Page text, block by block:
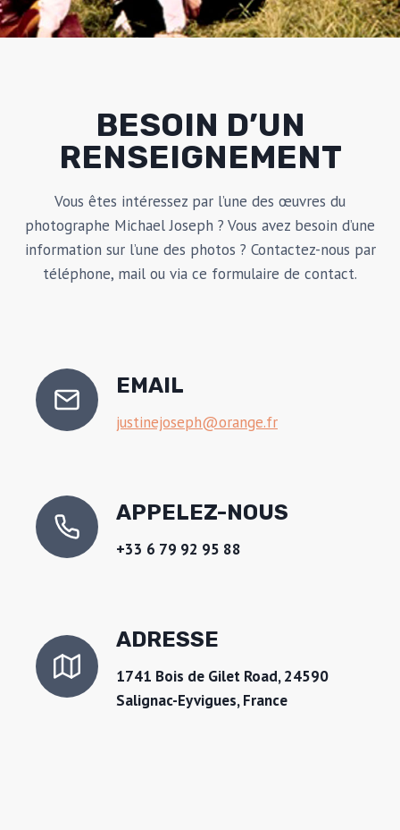
BESOIN D’UN
RENSEIGNEMENT
Vous êtes intéressez par l’une des œuvres du
photographe Michael Joseph ? Vous avez besoin d’une
information sur l’une des photos ? Contactez-nous par
téléphone, mail ou via ce formulaire de contact.
EMAIL
justinejoseph@orange.fr
APPELEZ-NOUS
+33 6 79 92 95 88
ADRESSE
1741 Bois de Gilet Road, 24590
Salignac-Eyvigues, France